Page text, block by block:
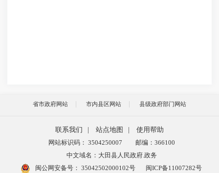
省市政府网站 市内县区网站 县级政府部门网站
联系我们 站点地图
使用帮助
网站标识码： 3504250007
邮编：366100
中文域名：大田县人民政府.政务
闽公网安备号： 35042502000102号 闽ICP备11007282号